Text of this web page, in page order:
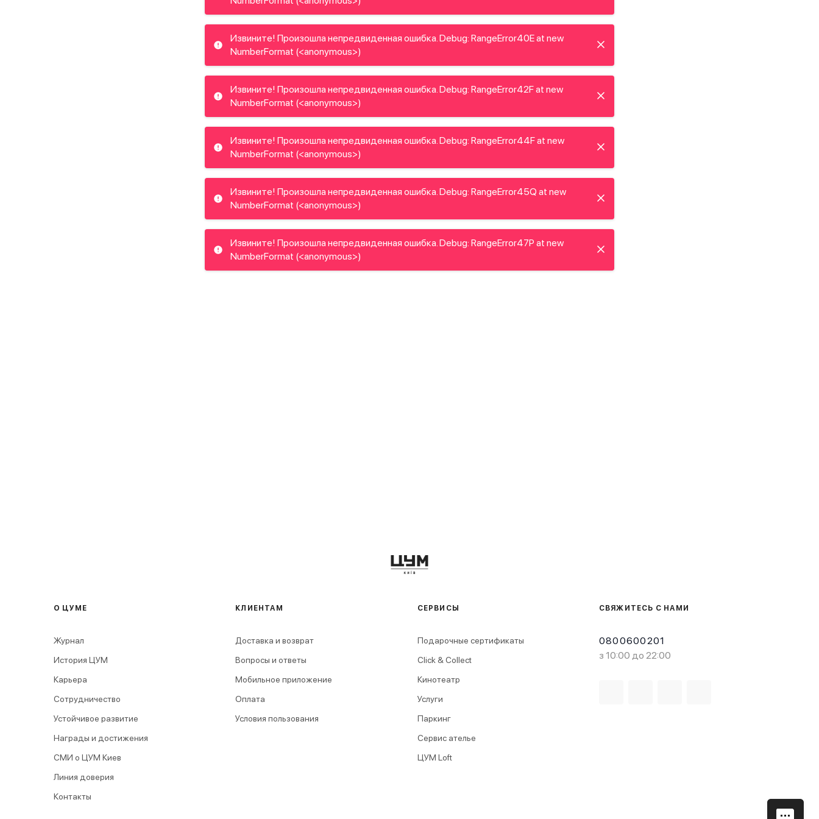
СВЯЖИТЕСЬ С НАМИ
0800600201
з 10:00 до 22:00
О ЦУМЕ
Журнал
История ЦУМ
Карьера
Сотрудничество
Устойчивое развитие
Награды и достижения
СМИ о ЦУМ Киев
Линия доверия
Контакты
КЛИЕНТАМ
Доставка и возврат
Вопросы и ответы
Мобильное приложение
Оплата
Условия пользования
СЕРВИСЫ
Подарочные сертификаты
Click & Collect
Кинотеатр
Услуги
Паркинг
Сервис ателье
ЦУМ Loft
Извините! Произошла непредвиденная ошибка. Debug: RangeError40E at new
NumberFormat (<anonymous>)
Извините! Произошла непредвиденная ошибка. Debug: RangeError42F at new
NumberFormat (<anonymous>)
Извините! Произошла непредвиденная ошибка. Debug: RangeError44F at new
NumberFormat (<anonymous>)
Извините! Произошла непредвиденная ошибка. Debug: RangeError45Q at new
NumberFormat (<anonymous>)
Извините! Произошла непредвиденная ошибка. Debug: RangeError47P at new
NumberFormat (<anonymous>)